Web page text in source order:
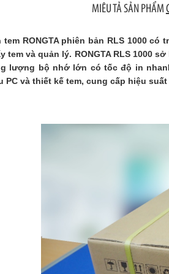
MIÊU TẢ SẢN PHẨM
RONGTA phiên bản RLS 1000
tem và quản lý. RONGTA RLS 1000
lượng bộ nhớ lớn có tốc độ in
PC và thiết kế tem, cung cấp hiệu